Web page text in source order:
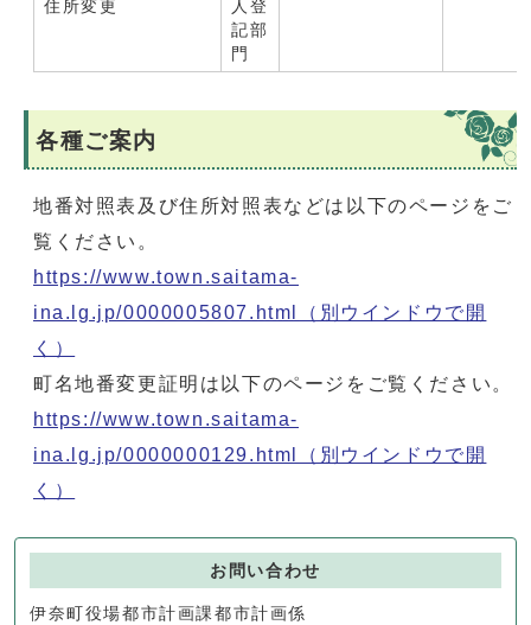
住所変更
人登
記部
門
各種ご案内
地番対照表及び住所対照表などは以下のページをご
覧ください。
https://www.town.saitama-
ina.lg.jp/0000005807.html
（別ウインドウで開
く）
町名地番変更証明は以下のページをご覧ください。
https://www.town.saitama-
ina.lg.jp/0000000129.html
（別ウインドウで開
く）
お問い合わせ
伊奈町役場都市計画課都市計画係